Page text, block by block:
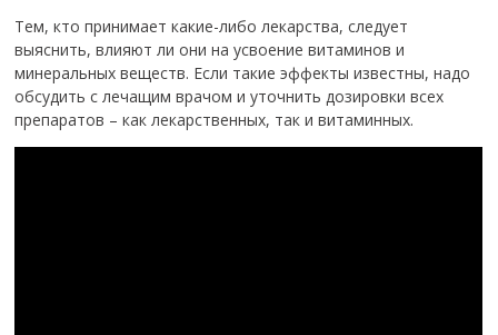
Тем, кто принимает какие-либо лекарства, следует
выяснить, влияют ли они на усвоение витаминов и
минеральных веществ. Если такие эффекты известны, надо
обсудить с лечащим врачом и уточнить дозировки всех
препаратов – как лекарственных, так и витаминных.